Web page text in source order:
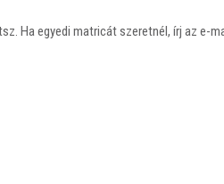
Ha egyedi matricát szeretnél, írj az e-